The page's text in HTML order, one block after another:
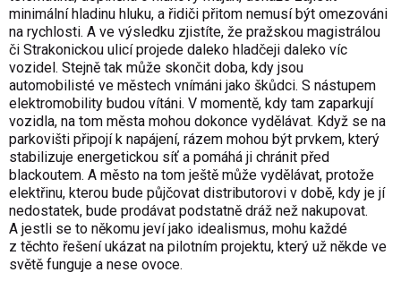
minimální hladinu hluku, a řidiči přitom nemusí být omezováni
na rychlosti. A ve výsledku zjistíte, že pražskou magistrálou
či Strakonickou ulicí projede daleko hladčeji daleko víc
vozidel. Stejně tak může skončit doba, kdy jsou
automobilisté ve městech vnímáni jako škůdci. S nástupem
elektromobility budou vítáni. V momentě, kdy tam zaparkují
vozidla, na tom města mohou dokonce vydělávat. Když se na
parkovišti připojí k napájení, rázem mohou být prvkem, který
stabilizuje energetickou síť a pomáhá ji chránit před
blackoutem. A město na tom ještě může vydělávat, protože
elektřinu, kterou bude půjčovat distributorovi v době, kdy je jí
nedostatek, bude prodávat podstatně dráž než nakupovat.
A jestli se to někomu jeví jako idealismus, mohu každé
z těchto řešení ukázat na pilotním projektu, který už někde ve
světě funguje a nese ovoce.